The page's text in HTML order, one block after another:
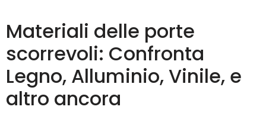
Materiali delle porte
scorrevoli: Confronta
Legno, Alluminio, Vinile, e
altro ancora